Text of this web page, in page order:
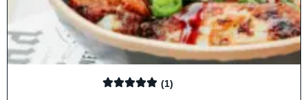
(1)